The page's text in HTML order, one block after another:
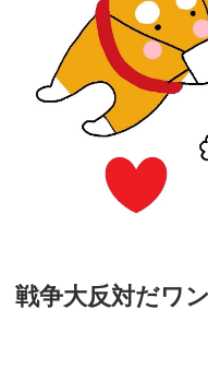
戦争大反対だワ